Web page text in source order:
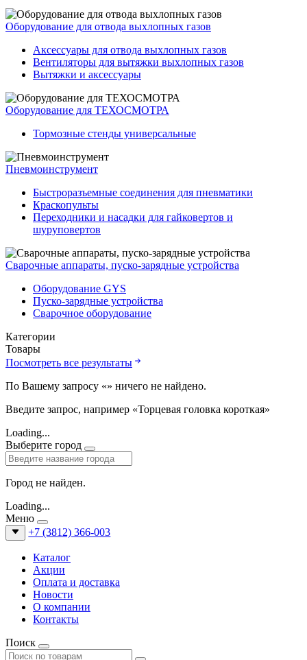
Оборудование для отвода выхлопных газов
Аксессуары для отвода выхлопных газов
Вентиляторы для вытяжки выхлопных газов
Вытяжки и аксессуары
Оборудование для ТЕХОСМОТРА
Тормозные стенды универсальные
Пневмоинструмент
Быстроразъемные соединения для пневматики
Краскопульты
Переходники и насадки для гайковертов и
шуруповертов
Сварочные аппараты, пуско-зарядные устройства
Оборудование GYS
Пуско-зарядные устройства
Сварочное оборудование
Категории
Товары
Посмотреть все результаты
По Вашему запросу «» ничего не найдено.
Введите запрос, например «Торцевая головка короткая»
Loading...
Выберите город
Город не найден.
Loading...
Меню
+7 (3812) 366-003
Каталог
Акции
Оплата и доставка
Новости
О компании
Контакты
Поиск